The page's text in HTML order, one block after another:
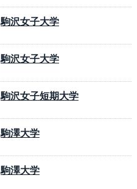
駒沢女子大学
駒沢女子大学
駒沢女子短期大学
駒澤大学
駒澤大学